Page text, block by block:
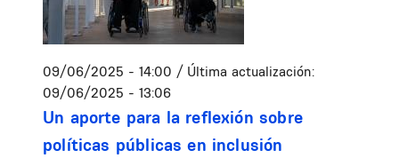
09/06/2025 - 14:00 / Última actualización:
09/06/2025 - 13:06
Un aporte para la reflexión sobre
políticas públicas en inclusión